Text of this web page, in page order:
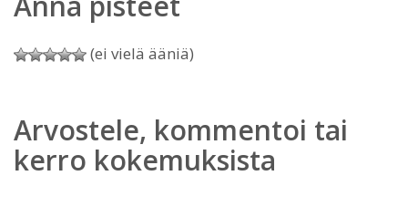
(ei vielä ääniä)
Arvostele, kommentoi tai
kerro kokemuksista